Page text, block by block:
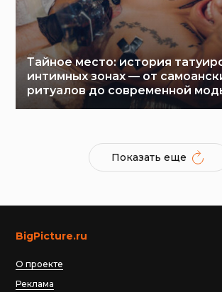
Тайное место: история
интимных зонах — от
ритуалов до современной
Показать еще
BigPicture.ru
О проекте
Реклама